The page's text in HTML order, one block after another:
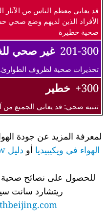
قد يعاني معظم الناس من الآثار
الأفراد الذين لديهم وضع صحي
صحية خطيرة
201-300 غير صحي
تحذيرات صحية لظروف الطوارئ.
300+ خطير
تنبيه صحي: قد يعاني الجميع من
لمعرفة المزيد عن جودة
الهواء في ويكيبيدياأو دليل airnow لجودة الهواء وصحتك
للحصول على نصائح صحية
ريتشارد سانت